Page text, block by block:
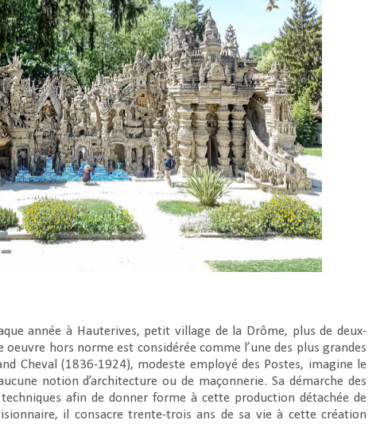
année à Hauterives, petit village de la Drôme, plus de deux-
hors norme est considérée comme l’une des plus grandes
Cheval (1836-1924), modeste employé des Postes, imagine le
notion d’architecture ou de maçonnerie. Sa démarche des
afin de donner forme à cette production détachée de
il consacre trente-trois ans de sa vie à cette création